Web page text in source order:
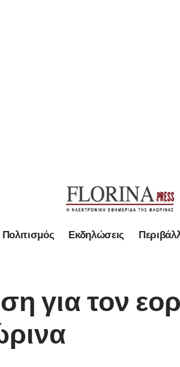
Πολιτισμός Εκδηλώσεις
για τον